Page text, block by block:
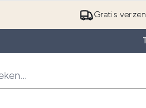
Gratis